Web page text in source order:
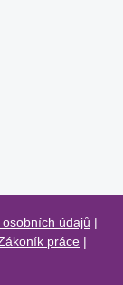
údajů |
práce |